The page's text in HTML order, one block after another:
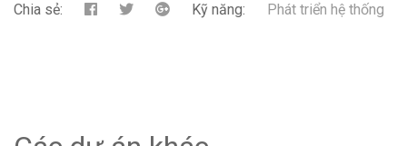
Chia sẻ: Kỹ năng: Phát triển hệ thống